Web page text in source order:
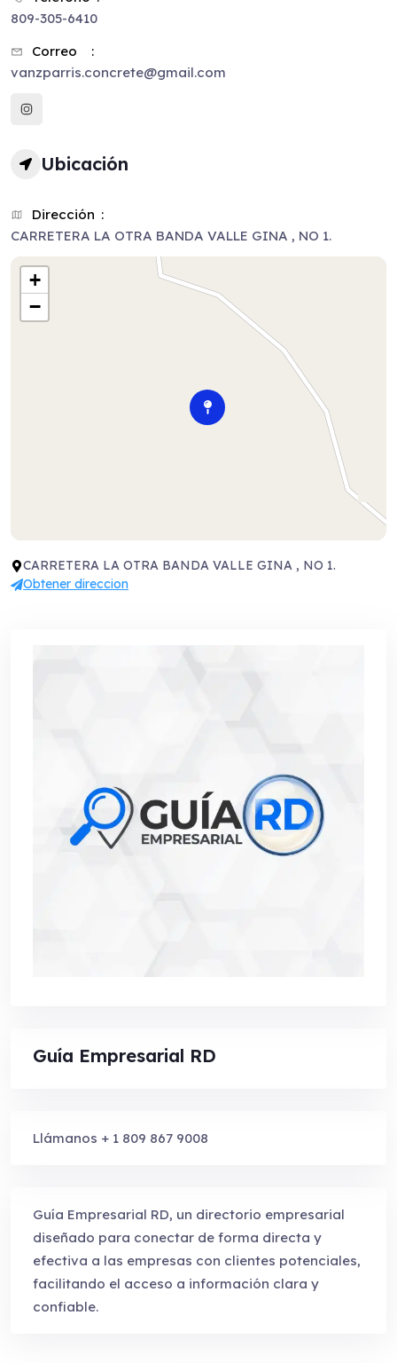
809-305-6410
Correo
vanzparris.concrete@gmail.com
Ubicación
Dirección
CARRETERA LA OTRA BANDA VALLE GINA , NO 1.
+
−
CARRETERA LA OTRA BANDA VALLE GINA , NO 1.
Obtener direccion
Guía Empresarial RD
Llámanos + 1 809 867 9008
Guía Empresarial RD, un directorio empresarial
diseñado para conectar de forma directa y
efectiva a las empresas con clientes potenciales,
facilitando el acceso a información clara y
confiable.